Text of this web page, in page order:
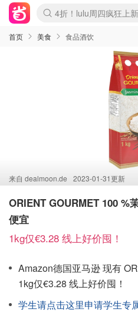
Boticinal 夏促开抢！
4折！lulu周四疯狂上新
还没结束！
Joybuy变相75折 随时
速领！Stanley独家85折
疑似霸哥！Camper额
Zalando 奥莱闪促！每
Moncler反季囤！5折起
Coach Brooklyn仅€192
首页 美食 食品酒饮
来自 dealmoon.de 2023-01-31更新
ORIENT GOURMET 100 %
便宜
1kg仅€3.28 线上好价囤！
Amazon德国亚马逊 现有
1kg仅€3.28 线上好价囤！
学生请点击这里申请学生专